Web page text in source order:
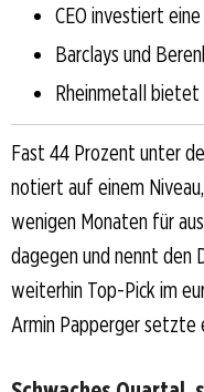
CEO investiert
Barclays und
Rheinmetall bietet
Fast 44 Prozent unter
notiert auf einem
wenigen Monaten für
dagegen und nennt den
weiterhin Top-Pick im
Armin Papperger setzte